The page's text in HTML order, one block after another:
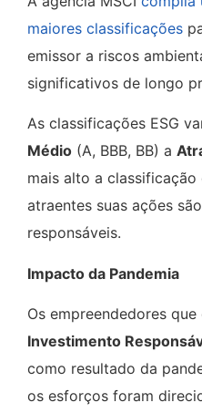
maiores classificações
emissor a riscos
significativos de longo
As classificações ESG
Médio (A, BBB, BB) a
mais alto a classificação
atraentes suas ações
responsáveis.
Impacto da Pandemia
Os empreendedores
Investimento
como resultado da
os esforços foram